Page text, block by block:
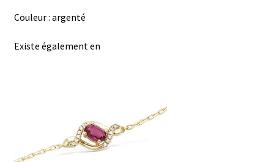
Couleur : argenté
Existe également en